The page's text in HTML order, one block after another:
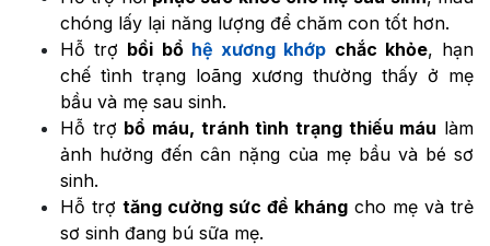
chóng lấy lại năng lượng để chăm con tốt hơn.
Hỗ trợ bồi bổ hệ xương khớp chắc khỏe, hạn
chế tình trạng loãng xương thường thấy ở mẹ
bầu và mẹ sau sinh.
Hỗ trợ bổ máu, tránh tình trạng thiếu máu làm
ảnh hưởng đến cân nặng của mẹ bầu và bé sơ
sinh.
Hỗ trợ tăng cường sức đề kháng cho mẹ và trẻ
sơ sinh đang bú sữa mẹ.